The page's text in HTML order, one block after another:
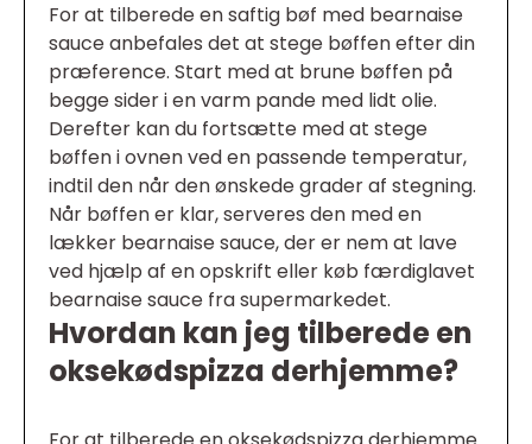
For at tilberede en saftig bøf med bearnaise
sauce anbefales det at stege bøffen efter din
præference. Start med at brune bøffen på
begge sider i en varm pande med lidt olie.
Derefter kan du fortsætte med at stege
bøffen i ovnen ved en passende temperatur,
indtil den når den ønskede grader af stegning.
Når bøffen er klar, serveres den med en
lækker bearnaise sauce, der er nem at lave
ved hjælp af en opskrift eller køb færdiglavet
bearnaise sauce fra supermarkedet.
Hvordan kan jeg tilberede en
oksekødspizza derhjemme?